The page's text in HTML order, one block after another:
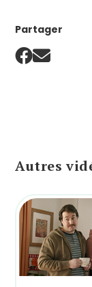
Partager
Autres